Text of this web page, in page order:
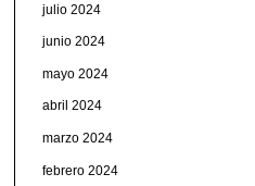
julio 2024
junio 2024
mayo 2024
abril 2024
marzo 2024
febrero 2024